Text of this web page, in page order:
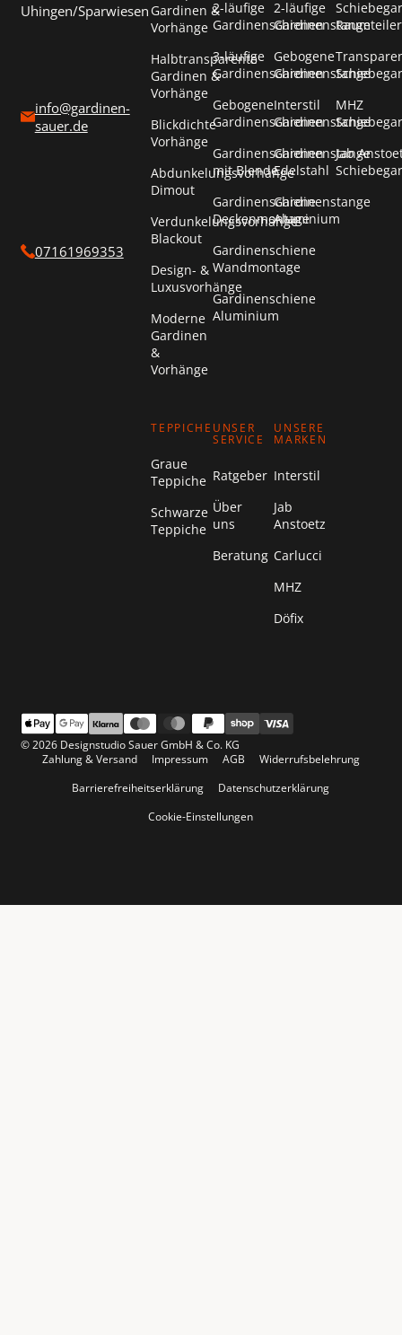
Uhingen/Sparwiesen
info@gardinen-
sauer.de
07161969353
Gardinen &
Vorhänge
Halbtransparente
Gardinen &
Vorhänge
Blickdichte
Vorhänge
Abdunkelungsvorhänge
Dimout
Verdunkelungsvorhänge
Blackout
Design- &
Luxusvorhänge
Moderne
Gardinen
&
Vorhänge
2-läufige
Gardinenschienen
3-läufige
Gardinenschienen
Gebogene
Gardinenschienen
Gardinenschienen
mit Blende
Gardinenschiene
Deckenmontage
Gardinenschiene
Wandmontage
Gardinenschiene
Aluminium
2-läufige
Gardinenstange
Gebogene
Gardinenstange
Interstil
Gardinenstange
Gardinenstange
Edelstahl
Gardinenstange
Aluminium
Raumteiler
MHZ
Jab
TEPPICHE
Graue
Teppiche
Schwarze
Teppiche
UNSER
SERVICE
Ratgeber
Über
uns
Beratung
UNSERE
MARKEN
Interstil
Jab
Anstoetz
Carlucci
MHZ
Döfix
© 2026 Designstudio Sauer GmbH & Co. KG
Zahlung & Versand
Impressum AGB
Widerrufsbelehrung
Barrierefreiheitserklärung
Datenschutzerklärung
Cookie-Einstellungen